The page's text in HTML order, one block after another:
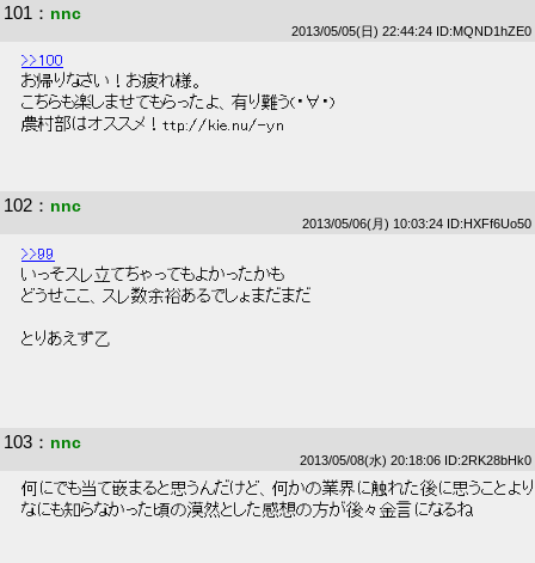
101 ： nnc
2013/05/05(日) 22:44:24 ID:MQND1hZE0
>>100
お帰りなさい！お疲れ様。
こちらも楽しませてもらったよ、有り難う(・∀・)
農村部はオススメ！ttp://kie.nu/-yn
102 ： nnc
2013/05/06(月) 10:03:24 ID:HXFf6Uo50
>>99
いっそスレ立てちゃってもよかったかも
どうせここ、スレ数余裕あるでしょまだまだ
とりあえず乙
103 ： nnc
2013/05/08(水) 20:18:06 ID:2RK28bHk0
何にでも当て嵌まると思うんだけど、何かの業界に触れた後に思うことよ
なにも知らなかった頃の漠然とした感想の方が後々金言になるね